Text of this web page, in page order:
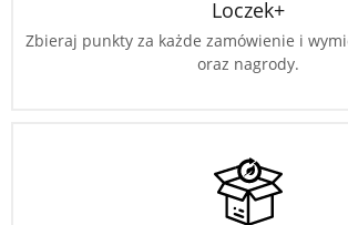
Loczek+
Zbieraj punkty za każde zamówienie i
oraz nagrody.